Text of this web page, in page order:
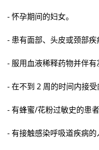
- 怀孕期间的妇女。
- 患有面部、头皮或颈部疾
- 服用血液稀释药物并伴有
- 在不到 2 周的时间内接
- 有蜂蜜/花粉过敏史的患
- 有接触感染呼吸道疾病的